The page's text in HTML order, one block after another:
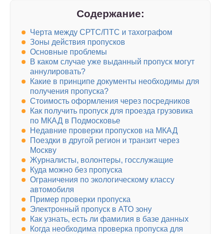
Содержание:
Черта между СРТС/ПТС и тахографом
Зоны действия пропусков
Основные проблемы
В каком случае уже выданный пропуск могут
аннулировать?
Какие в принципе документы необходимы для
получения пропуска?
Стоимость оформления через посредников
Как получить пропуск для проезда грузовика
по МКАД в Подмосковье
Недавние проверки пропусков на МКАД
Поездки в другой регион и транзит через
Москву
Журналисты, волонтеры, госслужащие
Куда можно без пропуска
Ограничения по экологическому классу
автомобиля
Пример проверки пропуска
Электронный пропуск в АТО зону
Как узнать, есть ли фамилия в базе данных
Когда необходима проверка пропуска для